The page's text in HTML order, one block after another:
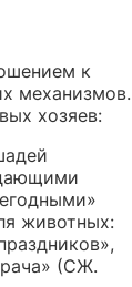
к
механизмов.
хозяев:
животных:
(СЖ.